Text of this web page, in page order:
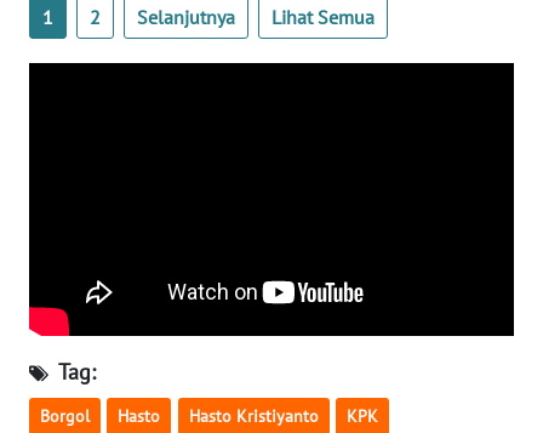
1 2 Selanjutnya Lihat Semua
Tag:
Borgol Hasto Hasto Kristiyanto KPK
JAMBI
WN
SULTENG
WN
SULBAR